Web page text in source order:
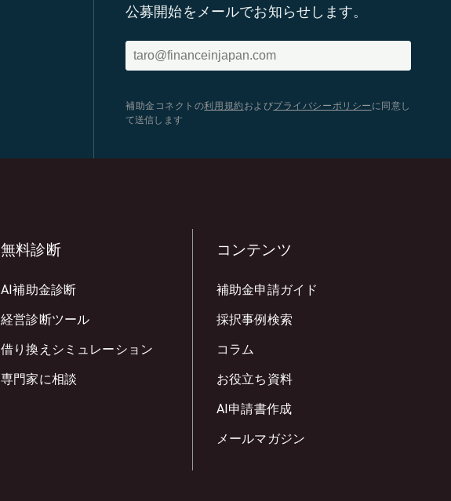
公募開始をメールでお知らせします。
補助金コネクトの利用規約 およびプライバシーポリシー に同意し
て送信します
無料診断
AI補助金診断
経営診断ツール
借り換えシミュレーション
専門家に相談
コンテンツ
補助金申請ガイド
採択事例検索
コラム
お役立ち資料
AI申請書作成
メールマガジン